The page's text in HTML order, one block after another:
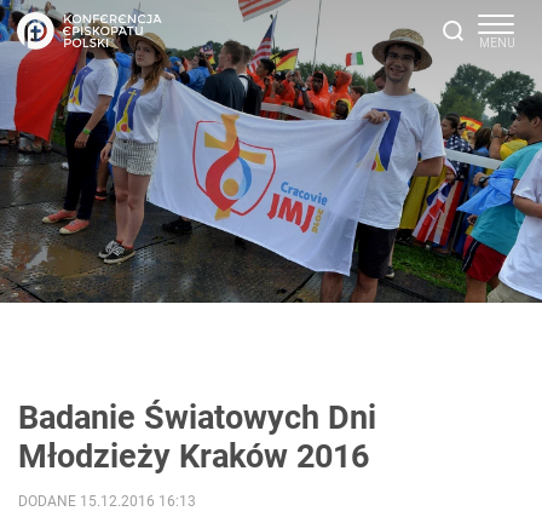
Badanie Światowych Dni
Młodzieży Kraków 2016
DODANE 15.12.2016 16:13